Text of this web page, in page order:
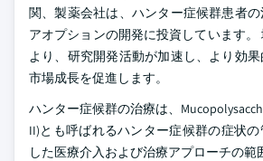
関、製薬会社は、ハンター症候群患者
アオプションの開発に投資しています。
より、研究開発活動が加速し、より効
市場成長を促進します。
ハンター症候群の治療は、
II)とも呼ばれるハンター症候群の症状
した医療介入および治療アプローチの範